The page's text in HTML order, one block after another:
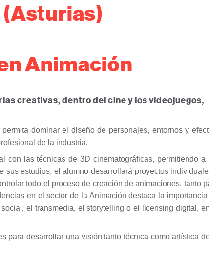
Animación
creativas, dentro del cine y los videojuegos,
dominar el diseño de personajes, entornos y
de la industria.
con las técnicas de 3D cinematográficas, permitiendo a
estudios, el alumno desarrollará proyectos
todo el proceso de creación de animaciones, tanto
en el sector de la Animación destaca la
el transmedia, el storytelling o el licensing digital,
para desarrollar una visión tanto técnica como artística